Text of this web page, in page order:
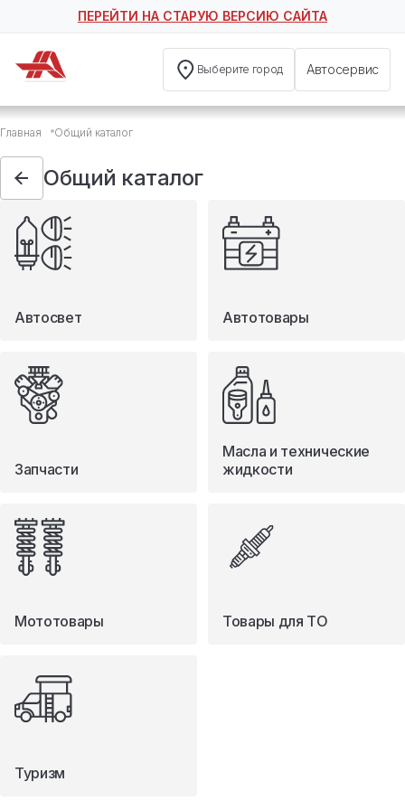
ПЕРЕЙТИ НА СТАРУЮ ВЕРСИЮ САЙТА
Выберите город Автосервис
Общий каталог
Автосвет
Автотовары
Запчасти
Масла и технические жидкости
Мототовары
Туризм
Главная Общий каталог
Общий каталог
Автосвет Автотовары
Запчасти
Масла и технические
жидкости
Мототовары Товары для ТО
Туризм